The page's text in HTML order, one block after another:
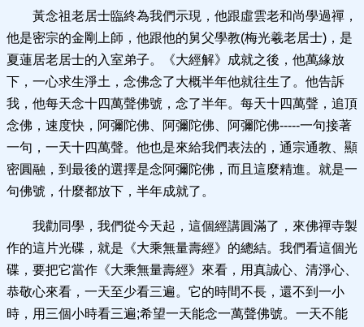
黃念祖老居士臨終為我們示現，他跟虛雲老和尚學過禪，
他是密宗的金剛上師，他跟他的舅父學教(梅光羲老居士)，是
夏蓮居老居士的入室弟子。《大經解》成就之後，他萬緣放
下，一心求生淨土，念佛念了大概半年他就往生了。他告訴
我，他每天念十四萬聲佛號，念了半年。每天十四萬聲，追頂
念佛，速度快，阿彌陀佛、阿彌陀佛、阿彌陀佛-----一句接著
一句，一天十四萬聲。他也是來給我們表法的，通宗通教、顯
密圓融，到最後的選擇是念阿彌陀佛，而且這麼精進。就是一
句佛號，什麼都放下，半年成就了。
我勸同學，我們從今天起，這個經講圓滿了，來佛禪寺製
作的這片光碟，就是《大乘無量壽經》的總結。我們看這個光
碟，要把它當作《大乘無量壽經》來看，用真誠心、清淨心、
恭敬心來看，一天至少看三遍。它的時間不長，還不到一小
時，用三個小時看三遍;希望一天能念一萬聲佛號。一天不能